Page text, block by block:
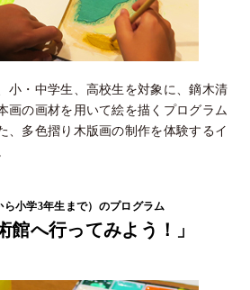
小・中学生、高校生を対象に、鏑木清
画の画材を用いて絵を描くプログラム
、多色摺り木版画の制作を体験するイ
ら小学3年生まで）のプログラム
館へ行ってみよう！」